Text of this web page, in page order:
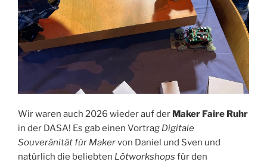
Wir waren auch 2026 wieder auf der Maker Faire Ruhr
in der DASA! Es gab einen Vortrag Digitale
Souveränität für Makervon Daniel und Sven und
natürlich die beliebten Lötworkshops für den